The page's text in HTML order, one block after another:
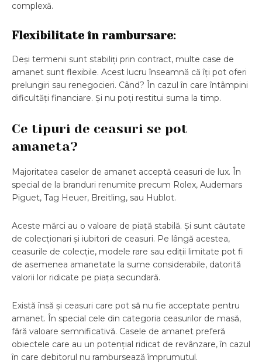
complexă.
Flexibilitate în rambursare:
Deși termenii sunt stabiliți prin contract, multe case de
amanet sunt flexibile. Acest lucru înseamnă că îți pot oferi
prelungiri sau renegocieri. Când? În cazul în care întâmpini
dificultăți financiare. Și nu poți restitui suma la timp.
Ce tipuri de ceasuri se pot
amaneta?
Majoritatea caselor de amanet acceptă ceasuri de lux. În
special de la branduri renumite precum Rolex, Audemars
Piguet, Tag Heuer, Breitling, sau Hublot.
Aceste mărci au o valoare de piață stabilă. Și sunt căutate
de colecționari și iubitori de ceasuri. Pe lângă acestea,
ceasurile de colecție, modele rare sau ediții limitate pot fi
de asemenea amanetate la sume considerabile, datorită
valorii lor ridicate pe piața secundară.
Există însă și ceasuri care pot să nu fie acceptate pentru
amanet. În special cele din categoria ceasurilor de masă,
fără valoare semnificativă. Casele de amanet preferă
obiectele care au un potențial ridicat de revânzare, în cazul
în care debitorul nu rambursează împrumutul.